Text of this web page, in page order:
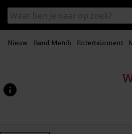
naar
hoofdinhoud
Zoek
in
catalogus
Nieuw Band Merch Entertainment